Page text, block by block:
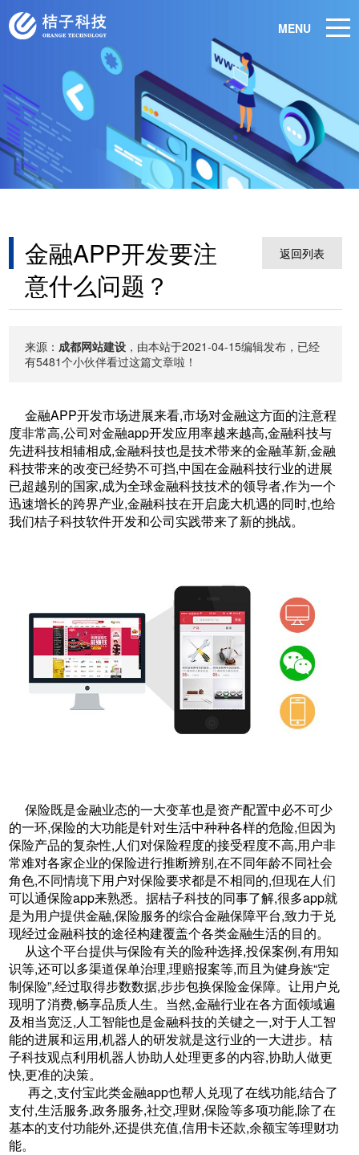
MENU
金融APP开发要注
意什么问题？
返回列表
来源：成都网站建设 ，由本站于2021-04-15编辑发布，已经
有5481个小伙伴看过这篇文章啦！
金融APP开发市场进展来看,市场对金融这方面的注意程
度非常高,公司对金融app开发应用率越来越高,金融科技与
先进科技相辅相成,金融科技也是技术带来的金融革新,金融
科技带来的改变已经势不可挡,中国在金融科技行业的进展
已超越别的国家,成为全球金融科技技术的领导者,作为一个
迅速增长的跨界产业,金融科技在开启庞大机遇的同时,也给
我们桔子科技软件开发和公司实践带来了新的挑战。
保险既是金融业态的一大变革也是资产配置中必不可少
的一环,保险的大功能是针对生活中种种各样的危险,但因为
保险产品的复杂性,人们对保险程度的接受程度不高,用户非
常难对各家企业的保险进行推断辨别,在不同年龄不同社会
角色,不同情境下用户对保险要求都是不相同的,但现在人们
可以通保险app来熟悉。据桔子科技的同事了解,很多app就
是为用户提供金融,保险服务的综合金融保障平台,致力于兑
现经过金融科技的途径构建覆盖个各类金融生活的目的。
从这个平台提供与保险有关的险种选择,投保案例,有用知
识等,还可以多渠道保单治理,理赔报案等,而且为健身族“定
制保险”,经过取得步数数据,步步包换保险金保障。让用户兑
现明了消费,畅享品质人生。当然,金融行业在各方面领域遍
及相当宽泛,人工智能也是金融科技的关键之一,对于人工智
能的进展和运用,机器人的研发就是这行业的一大进步。桔
子科技观点利用机器人协助人处理更多的内容,协助人做更
快,更准的决策。
再之,支付宝此类金融app也帮人兑现了在线功能,结合了
支付,生活服务,政务服务,社交,理财,保险等多项功能,除了在
基本的支付功能外,还提供充值,信用卡还款,余额宝等理财功
能。